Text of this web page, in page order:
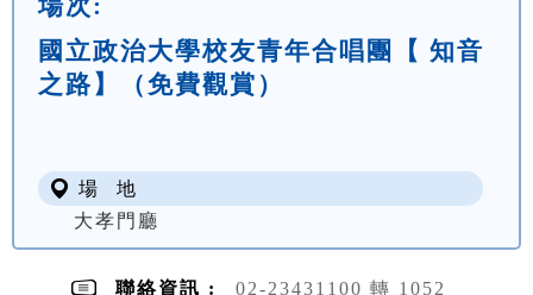
場次:
國立政治大學校友青年合唱團【 知音
之路】（免費觀賞）
場 地
大孝門廳
聯絡資訊 : 02-23431100 轉 1052